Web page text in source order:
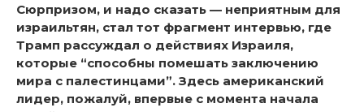
Сюрпризом, и надо сказать — неприятным для
израильтян, стал тот фрагмент интервью, где
Трамп рассуждал о действиях Израиля,
которые “способны помешать заключению
мира с палестинцами”. Здесь американский
лидер, пожалуй, впервые с момента начала